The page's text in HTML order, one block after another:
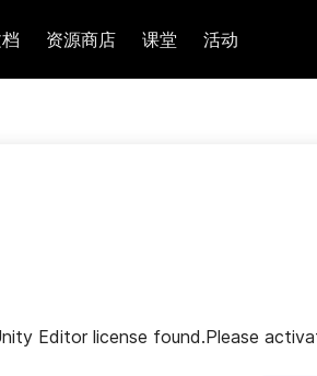
资源商店 课堂 活动
Editor license found.Please